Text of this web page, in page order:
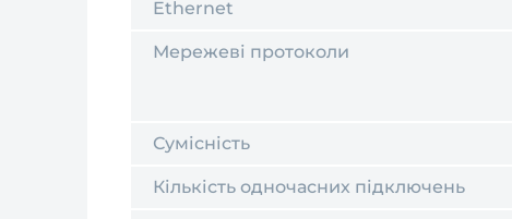
Ethernet
Мережеві протоколи
Сумісність
Кількість одночасних підключень